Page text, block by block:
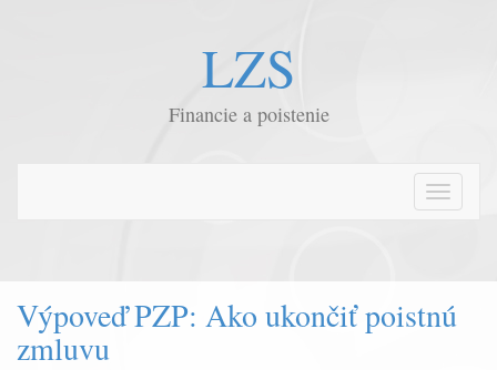
LZS
Financie a poistenie
T
e
Výpoveď PZP: Ako ukončiť poistnú
zmluvu